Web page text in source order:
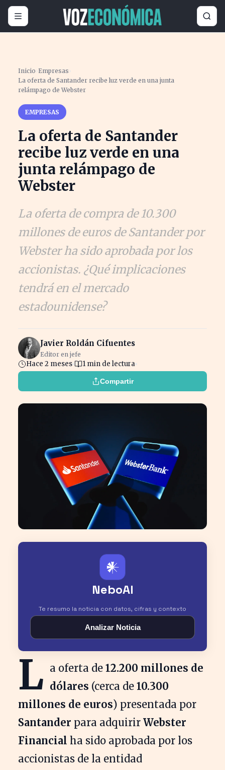
Inicio ›Empresas ›
La oferta de Santander recibe luz verde en una junta
relámpago de Webster
EMPRESAS
La oferta de Santander
recibe luz verde en una
junta relámpago de
Webster
La oferta de compra de 10.300
millones de euros de Santander por
Webster ha sido aprobada por los
accionistas. ¿Qué implicaciones
tendrá en el mercado
estadounidense?
Javier Roldán Cifuentes
Editor en jefe
Hace 2 meses 1 min de lectura
Compartir
𒀭
NeboAI
Te resumo la noticia con datos, cifras y contexto
Analizar Noticia
L a oferta de 12.200 millones de
dólares (cerca de 10.300
millones de euros) presentada por
Santander para adquirir Webster
Financial ha sido aprobada por los
accionistas de la entidad